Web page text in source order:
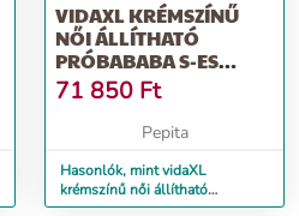
VIDAXL KRÉMSZÍNŰ
NŐI ÁLLÍTHATÓ
PRÓBABABA S-ES
MÉRET 33-40
71 850 Ft
Pepita
Hasonlók, mint vidaXL
krémszínű női állítható
próbababa S-es méret 33-40